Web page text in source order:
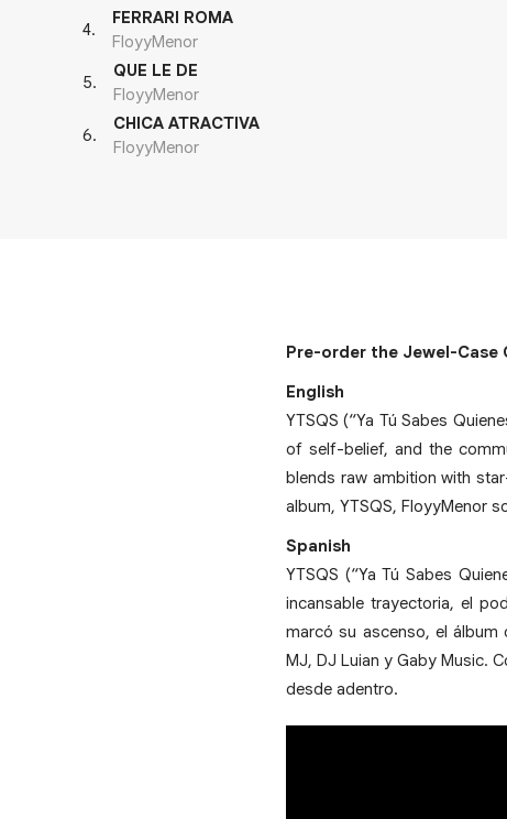
4.
FERRARI ROMA
FloyyMenor
5.
QUE LE DE
FloyyMenor
6.
CHICA ATRACTIVA
FloyyMenor
Pre-order the Jewel-Case
English
YTSQS (“Ya Tú Sabes
of self-belief, and the
blends raw ambition with
album, YTSQS, FloyyMenor
Spanish
YTSQS (“Ya Tú Sabes
incansable trayectoria, el
marcó su ascenso, el álbum
MJ, DJ Luian y Gaby Music.
desde adentro.